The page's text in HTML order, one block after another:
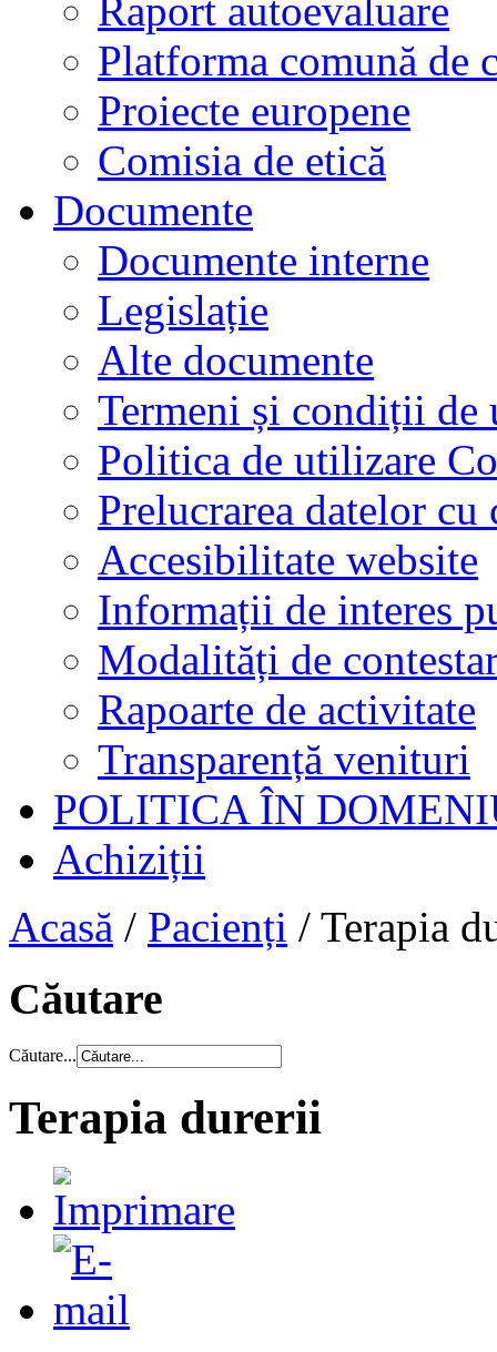
Raport autoevaluare
Platforma comună de
Proiecte europene
Comisia de etică
Documente
Documente interne
Legislație
Alte documente
Termeni și condiții de
Politica de utilizare
Prelucrarea datelor cu
Accesibilitate website
Informații de interes
Modalități de
Rapoarte de activitate
Transparență venituri
POLITICA ÎN
Achiziții
Acasă / Pacienți / Terapia
Căutare
Căutare...
Terapia durerii